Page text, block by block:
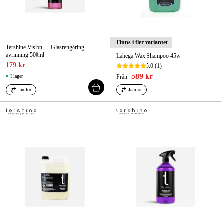
Tershine Vision+ - Glasrengöring
avrinning 500ml
179 kr
I lager
Jämför
Finns i fler varianter
Lahega Wax Shampoo 45w
5.0 (1)
Från 589 kr
Jämför